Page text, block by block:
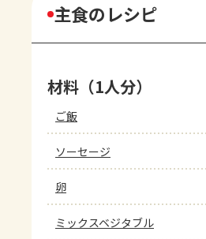
主食のレシピ
材料（1人分）
ご飯
ソーセージ
卵
ミックスベジタブル